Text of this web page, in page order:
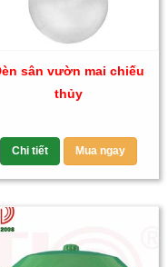
sân vườn mai chiếu
thủy
Chi tiết Mua ngay